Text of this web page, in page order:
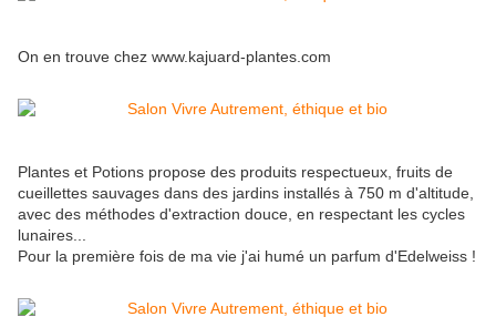
On en trouve chez www.kajuard-plantes.com
Plantes et Potions propose des produits respectueux, fruits de
cueillettes sauvages dans des jardins installés à 750 m d'altitude,
avec des méthodes d'extraction douce, en respectant les cycles
lunaires...
Pour la première fois de ma vie j'ai humé un parfum d'Edelweiss !